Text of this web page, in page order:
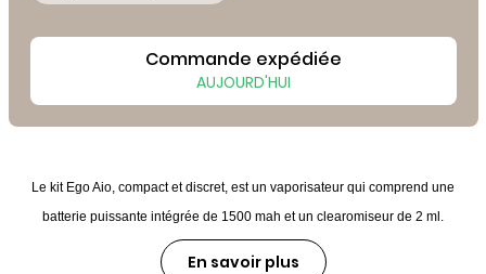
Commande expédiée
AUJOURD'HUI
Le kit Ego Aio, compact et discret, est un vaporisateur qui comprend une
batterie puissante intégrée de 1500 mah et un clearomiseur de 2 ml.
En savoir plus